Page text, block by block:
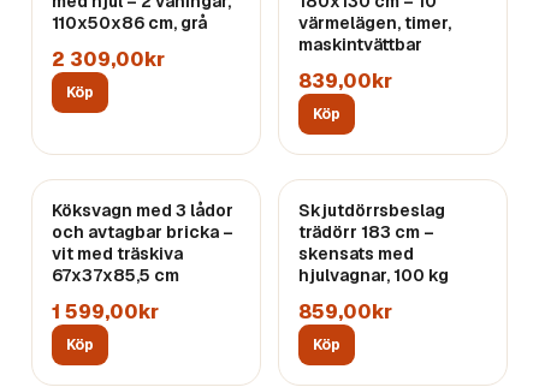
110x50x86 cm, grå
2 309,00kr
Köp
värmelägen, timer,
maskintvättbar
839,00kr
Köp
Köksvagn med 3 lådor
och avtagbar bricka –
vit med träskiva
67x37x85,5 cm
1 599,00kr
Köp
Skjutdörrsbeslag
trädörr 183 cm –
skensats med
hjulvagnar, 100 kg
859,00kr
Köp